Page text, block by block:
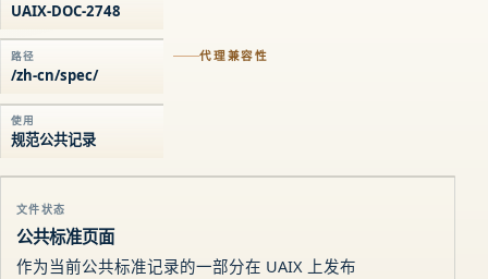
代理兼容性
UAIX-DOC-2748
路径
/zh-cn/spec/
使用
规范公共记录
文件状态
公共标准页面
作为当前公共标准记录的一部分在 UAIX 上发布